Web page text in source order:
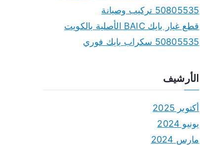
50805535 تركيب وصيانة
قطع غيار بايك BAIC الأصلية بالكويت
50805535 سكراب بايك فوري
الأرشيف
أكتوبر 2025
يونيو 2024
مارس 2024